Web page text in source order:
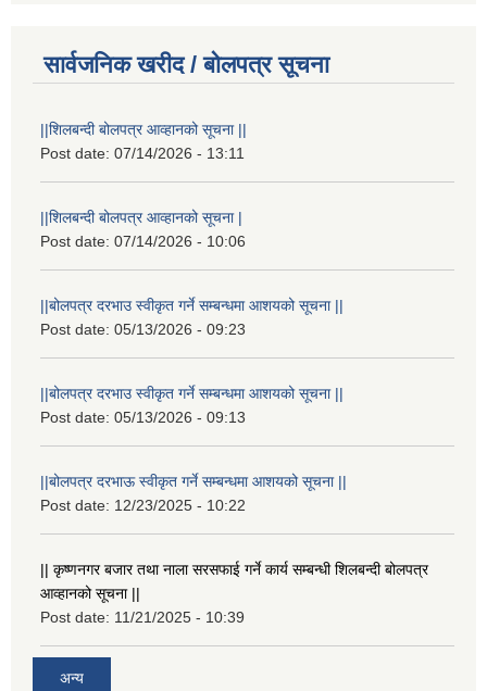
सार्वजनिक खरीद / बोलपत्र सूचना
||शिलबन्दी बोलपत्र आव्हानको सूचना ||
Post date: 07/14/2026 - 13:11
||शिलबन्दी बोलपत्र आव्हानको सूचना |
Post date: 07/14/2026 - 10:06
||बोलपत्र दरभाउ स्वीकृत गर्ने सम्बन्धमा आशयको सूचना ||
Post date: 05/13/2026 - 09:23
||बोलपत्र दरभाउ स्वीकृत गर्ने सम्बन्धमा आशयको सूचना ||
Post date: 05/13/2026 - 09:13
||बोलपत्र दरभाऊ स्वीकृत गर्ने सम्बन्धमा आशयको सूचना ||
Post date: 12/23/2025 - 10:22
|| कृष्णनगर बजार तथा नाला सरसफाई गर्ने कार्य सम्बन्धी शिलबन्दी बोलपत्र
आव्हानको सूचना ||
Post date: 11/21/2025 - 10:39
अन्य